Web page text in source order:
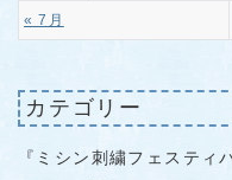
« 7月
カテゴリー
『ミシン刺繍フェスティ